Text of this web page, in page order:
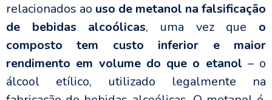
relacionados ao uso de metanol na falsificação
de bebidas alcoólicas, uma vez que o
composto tem custo inferior e maior
rendimento em volume do que o etanol – o
álcool etílico, utilizado legalmente na